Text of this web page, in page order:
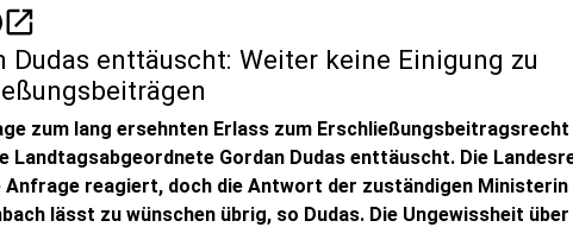
open_in_new
Dudas enttäuscht: Weiter keine Einigung zu
zum lang ersehnten Erlass zum
Landtagsabgeordnete Gordan Dudas enttäuscht. Die
Anfrage reagiert, doch die Antwort der zuständigen Ministerin
lässt zu wünschen übrig, so Dudas. Die Ungewissheit